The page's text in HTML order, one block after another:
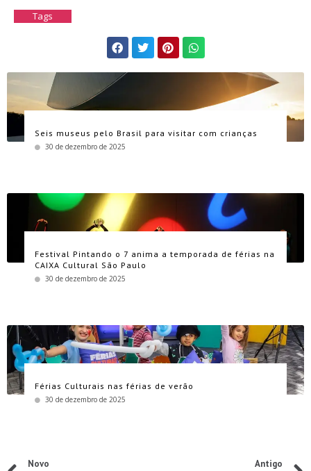
Tags
Seis museus pelo Brasil para visitar com crianças
30 de dezembro de 2025
Festival Pintando o 7 anima a temporada de férias na
CAIXA Cultural São Paulo
30 de dezembro de 2025
Férias Culturais nas férias de verão
30 de dezembro de 2025
Novo Antigo